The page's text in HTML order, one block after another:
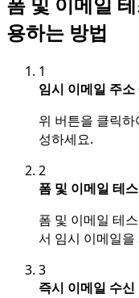
용하는 방법
1
임시 이메일 주소
위 버튼을 클릭
성하세요.
2
폼 및 이메일 테
폼 및 이메일 테
서 임시 이메일을
3
즉시 이메일 수신